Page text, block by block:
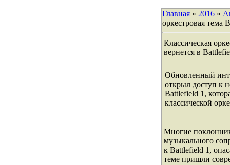
Главная » 2016 »
оркестровая тема
Классическая
вернется в
Обновленный
открыл доступ к
Battlefield 1,
классической
Многие
музыкального
к Battlefield 1,
теме пришли